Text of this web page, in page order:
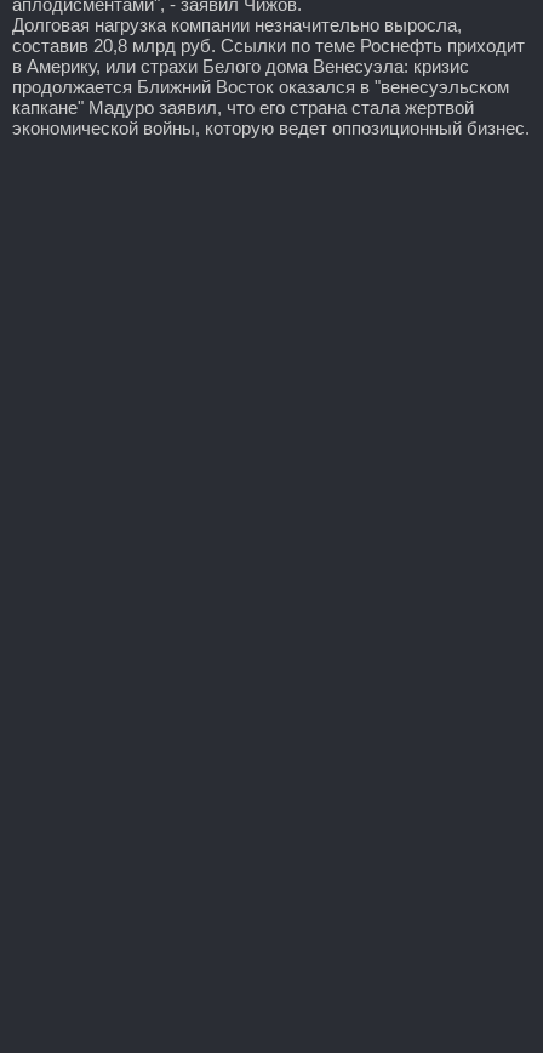
Долговая нагрузка компании незначительно выросла,
составив 20,8 млрд руб. Ссылки по теме Роснефть приходит
в Америку, или страхи Белого дома Венесуэла: кризис
продолжается Ближний Восток оказался в "венесуэльском
капкане" Мадуро заявил, что его страна стала жертвой
экономической войны, которую ведет оппозиционный бизнес.